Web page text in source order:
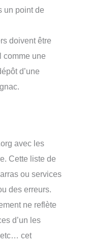
un point de
doivent être
comme une
d’une
avec les
Cette liste de
ou services
des erreurs.
ne reflète
d’un les
etc… cet